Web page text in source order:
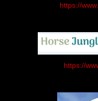
https://
https://